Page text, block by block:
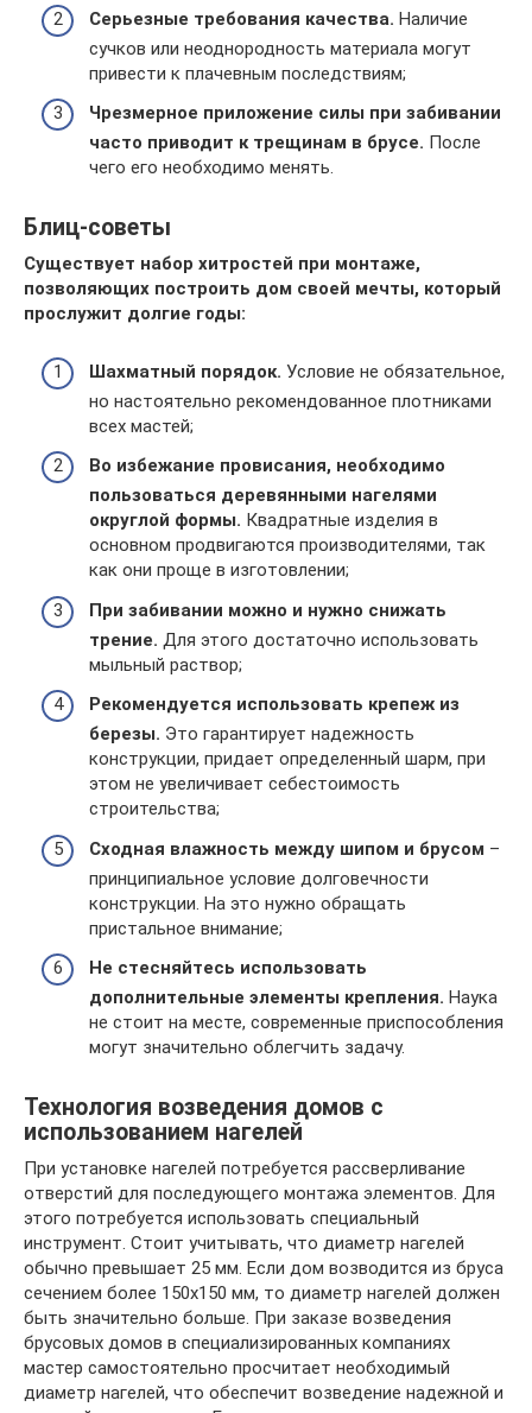
Серьезные требования качества. Наличие
сучков или неоднородность материала могут
привести к плачевным последствиям;
Чрезмерное приложение силы при забивании
часто приводит к трещинам в брусе. После
чего его необходимо менять.
Блиц-советы
Существует набор хитростей при монтаже,
позволяющих построить дом своей мечты, который
прослужит долгие годы:
Шахматный порядок. Условие не обязательное,
но настоятельно рекомендованное плотниками
всех мастей;
Во избежание провисания, необходимо
пользоваться деревянными нагелями
округлой формы. Квадратные изделия в
основном продвигаются производителями, так
как они проще в изготовлении;
При забивании можно и нужно снижать
трение. Для этого достаточно использовать
мыльный раствор;
Рекомендуется использовать крепеж из
березы. Это гарантирует надежность
конструкции, придает определенный шарм, при
этом не увеличивает себестоимость
строительства;
Сходная влажность между шипом и брусом –
принципиальное условие долговечности
конструкции. На это нужно обращать
пристальное внимание;
Не стесняйтесь использовать
дополнительные элементы крепления. Наука
не стоит на месте, современные приспособления
могут значительно облегчить задачу.
Технология возведения домов с
использованием нагелей
При установке нагелей потребуется рассверливание
отверстий для последующего монтажа элементов. Для
этого потребуется использовать специальный
инструмент. Стоит учитывать, что диаметр нагелей
обычно превышает 25 мм. Если дом возводится из бруса
сечением более 150х150 мм, то диаметр нагелей должен
быть значительно больше. При заказе возведения
брусовых домов в специализированных компаниях
мастер самостоятельно просчитает необходимый
диаметр нагелей, что обеспечит возведение надежной и